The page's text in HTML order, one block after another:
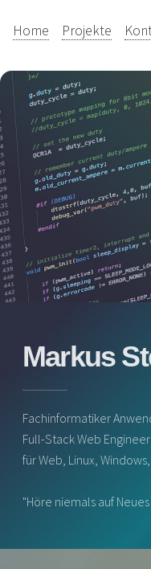
Home Projekte
Markus
Fachinformatiker
Full-Stack Web Engineer
für Web, Linux,
"Höre niemals auf